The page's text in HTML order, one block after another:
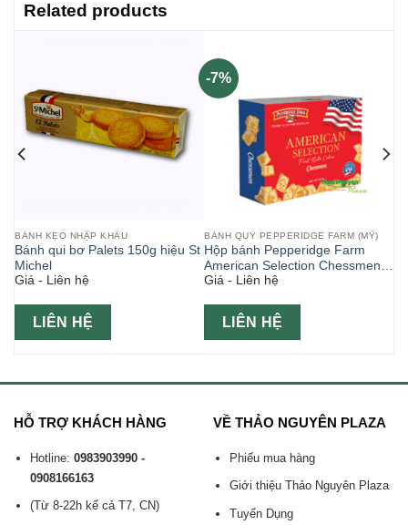
Related products
BÁNH KẸO NHẬP KHẨU
Bánh qui bơ Palets 150g hiệu St
Michel
Giá - Liên hệ
LIÊN HỆ
-7%
BÁNH QUY PEPPERIDGE FARM (MỸ)
Hộp bánh Pepperidge Farm
American Selection Chessmen
412gr ( Bánh Mỹ )
Giá - Liên hệ
LIÊN HỆ
HỖ TRỢ KHÁCH HÀNG
Hotline: 0983903990 -
0908166163
(Từ 8-22h kể cả T7, CN)
VỀ THẢO NGUYÊN PLAZA
Phiếu mua hàng
Giới thiệu Thảo Nguyên Plaza
Tuyển Dụng